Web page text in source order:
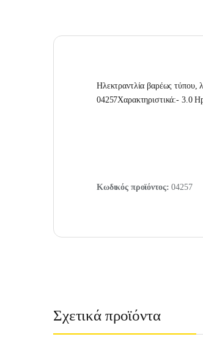
Ηλεκτραντλία βαρέως τύπου,
04257Χαρακτηριστικά:- 3.0
Κωδικός προϊόντος:04257
Σχετικά προϊόντα